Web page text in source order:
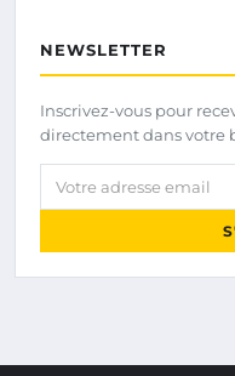
NEWSLETTER
Inscrivez-vous pour
directement dans votre
Votre adresse email